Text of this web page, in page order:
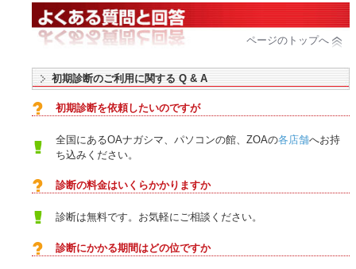
ページのトップへ
初期診断のご利用に関する Q & A
初期診断を依頼したいのですが
全国にあるOAナガシマ、パソコンの館、ZOAの各店舗へお持
ち込みください。
診断の料金はいくらかかりますか
診断は無料です。お気軽にご相談ください。
診断にかかる期間はどの位ですか